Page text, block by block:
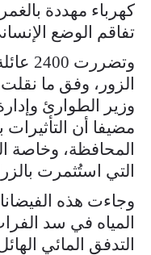
كهرباء مهددة
تفاقم الوضع
الزور، وفق ما
وزير الطوارئ
مضيفا أن
المحافظة، وخاصة
التي استُثمرت
وجاءت هذه
المياه في سد
التدفق المائي